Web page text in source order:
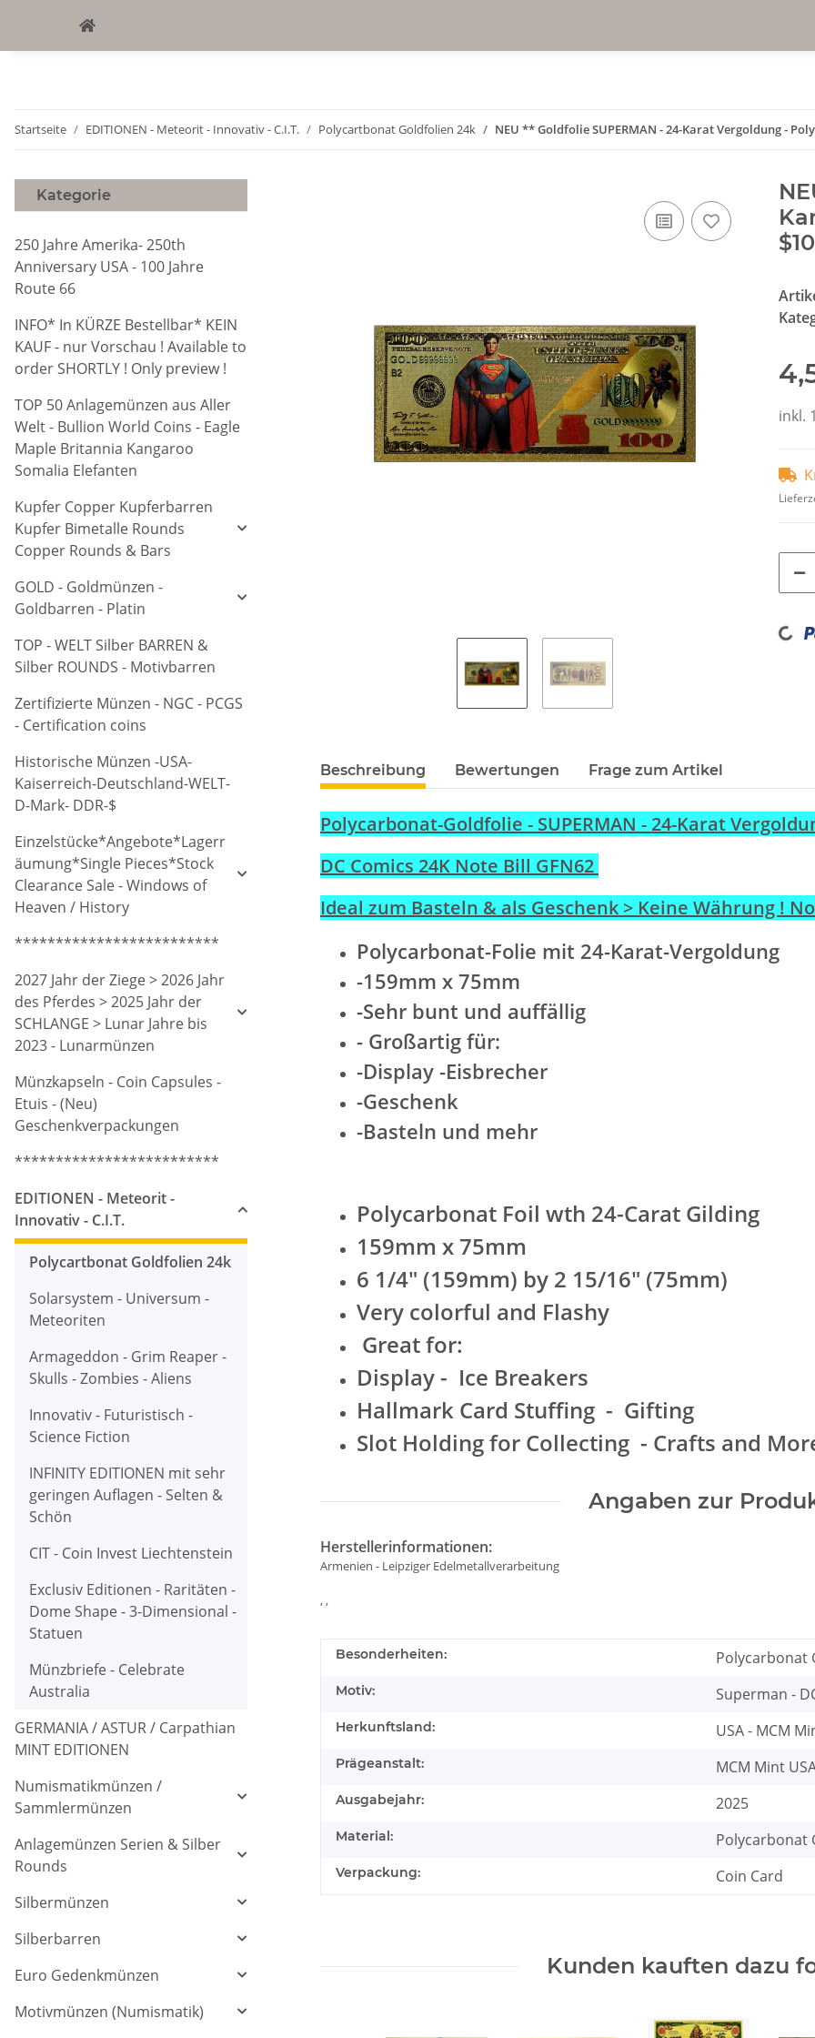
Startseite EDITIONEN - Meteorit - Innovativ - C.I.T. Polycartbonat Goldfolien 24k NEU ** Goldfolie SUPERMAN - 24-Karat Vergoldung -
inkl.
Beschreibung Bewertungen Frage zum Artikel
Polycarbonat-Goldfolie - SUPERMAN - 24-Karat
DC Comics 24K Note Bill GFN62
Ideal zum Basteln & als Geschenk > Keine Währung !
Polycarbonat-Folie mit 24-Karat-Vergoldung
-159mm x 75mm
-Sehr bunt und auffällig
- Großartig für:
-Display -Eisbrecher
-Geschenk
-Basteln und mehr
Polycarbonat Foil wth 24-Carat Gilding
159mm x 75mm
6 1/4" (159mm) by 2 15/16" (75mm)
Very colorful and Flashy
Great for:
Display - Ice Breakers
Hallmark Card Stuffing - Gifting
Slot Holding for Collecting - Crafts and
Angaben zur
Herstellerinformationen:
Armenien - Leipziger Edelmetallverarbeitung
, ,
Besonderheiten: Polycarbonat
Motiv: Superman -
Herkunftsland: USA - MCM
Prägeanstalt: MCM Mint
Ausgabejahr: 2025
Material: Polycarbonat
Verpackung: Coin Card
Kunden kauften dazu
Kategorie
250 Jahre Amerika- 250th
Anniversary USA - 100 Jahre
Route 66
INFO* In KÜRZE Bestellbar* KEIN
KAUF - nur Vorschau ! Available to
order SHORTLY ! Only preview !
TOP 50 Anlagemünzen aus Aller
Welt - Bullion World Coins - Eagle
Maple Britannia Kangaroo
Somalia Elefanten
Kupfer Copper Kupferbarren
Kupfer Bimetalle Rounds
Copper Rounds & Bars
GOLD - Goldmünzen -
Goldbarren - Platin
TOP - WELT Silber BARREN &
Silber ROUNDS - Motivbarren
Zertifizierte Münzen - NGC - PCGS
- Certification coins
Historische Münzen -USA-
Kaiserreich-Deutschland-WELT-
D-Mark- DDR-$
Einzelstücke*Angebote*Lagerr
äumung*Single Pieces*Stock
Clearance Sale - Windows of
Heaven / History
*************************
2027 Jahr der Ziege > 2026 Jahr
des Pferdes > 2025 Jahr der
SCHLANGE > Lunar Jahre bis
2023 - Lunarmünzen
Münzkapseln - Coin Capsules -
Etuis - (Neu)
Geschenkverpackungen
*************************
EDITIONEN - Meteorit -
Innovativ - C.I.T.
Polycartbonat Goldfolien 24k
Solarsystem - Universum -
Meteoriten
Armageddon - Grim Reaper -
Skulls - Zombies - Aliens
Innovativ - Futuristisch -
Science Fiction
INFINITY EDITIONEN mit sehr
geringen Auflagen - Selten &
Schön
CIT - Coin Invest Liechtenstein
Exclusiv Editionen - Raritäten -
Dome Shape - 3-Dimensional -
Statuen
Münzbriefe - Celebrate
Australia
GERMANIA / ASTUR / Carpathian
MINT EDITIONEN
Numismatikmünzen /
Sammlermünzen
Anlagemünzen Serien & Silber
Rounds
Silbermünzen
Silberbarren
Euro Gedenkmünzen
Motivmünzen (Numismatik)